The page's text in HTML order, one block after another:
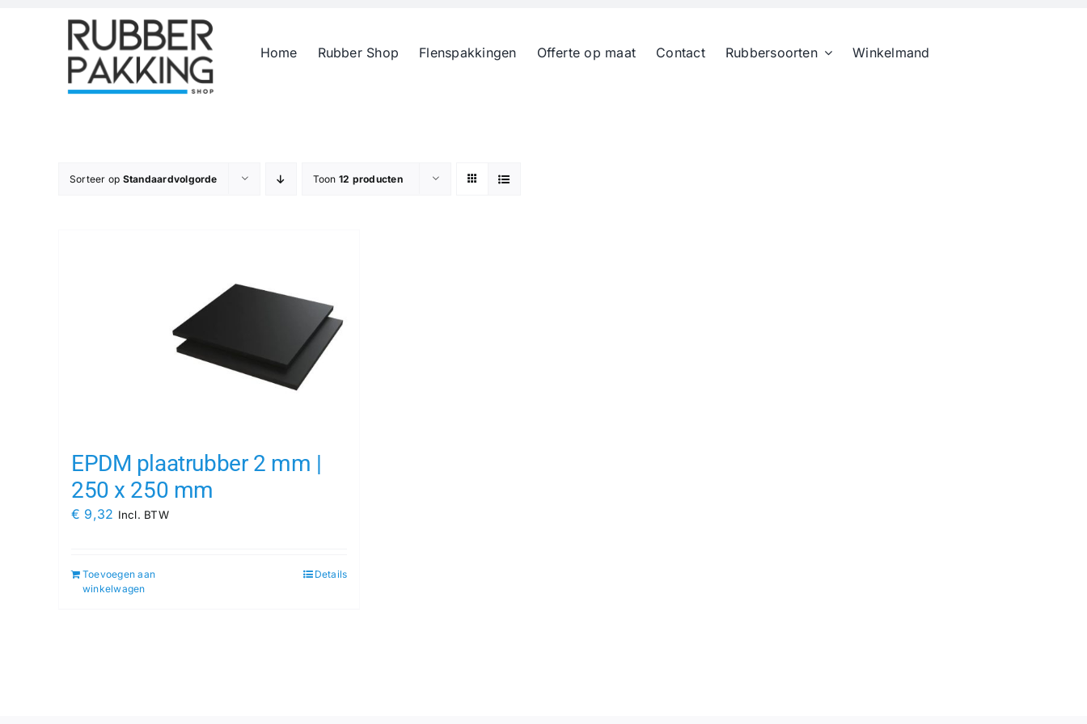
Home Rubber Shop Flenspakkingen Offerte op maat Contact Rubbersoorten Winkelmand
Sorteer op Standaardvolgorde Toon 12 producten
EPDM plaatrubber 2 mm |
250 x 250 mm
€ 9,32 Incl. BTW
Toevoegen aan
winkelwagen
Details